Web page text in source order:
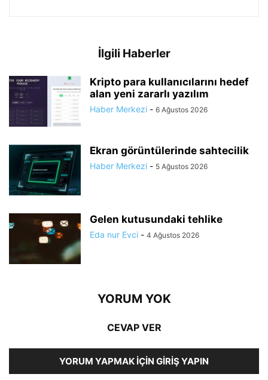
İlgili Haberler
Kripto para kullanıcılarını hedef
alan yeni zararlı yazılım
Haber Merkezi - 6 Ağustos 2026
Ekran görüntülerinde sahtecilik
Haber Merkezi - 5 Ağustos 2026
Gelen kutusundaki tehlike
Eda nur Evci - 4 Ağustos 2026
YORUM YOK
CEVAP VER
YORUM YAPMAK İÇIN GIRIŞ YAPIN